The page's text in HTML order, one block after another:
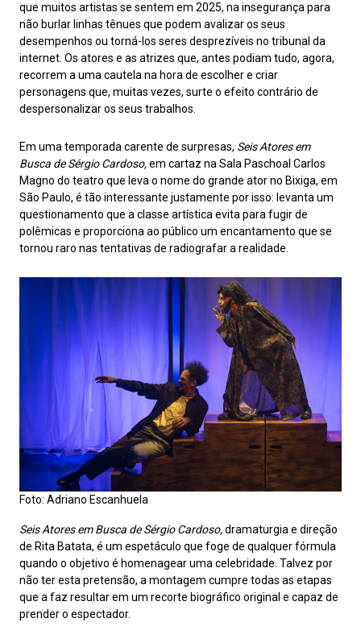
que muitos artistas se sentem em 2025, na insegurança para
não burlar linhas tênues que podem avalizar os seus
desempenhos ou torná-los seres desprezíveis no tribunal da
internet. Os atores e as atrizes que, antes podiam tudo, agora,
recorrem a uma cautela na hora de escolher e criar
personagens que, muitas vezes, surte o efeito contrário de
despersonalizar os seus trabalhos.
Em uma temporada carente de surpresas, Seis Atores em
Busca de Sérgio Cardoso,em cartaz na Sala Paschoal Carlos
Magno do teatro que leva o nome do grande ator no Bixiga, em
São Paulo, é tão interessante justamente por isso: levanta um
questionamento que a classe artística evita para fugir de
polêmicas e proporciona ao público um encantamento que se
tornou raro nas tentativas de radiografar a realidade.
Foto: Adriano Escanhuela
Seis Atores em Busca de Sérgio Cardoso,dramaturgia e direção
de Rita Batata, é um espetáculo que foge de qualquer fórmula
quando o objetivo é homenagear uma celebridade. Talvez por
não ter esta pretensão, a montagem cumpre todas as etapas
que a faz resultar em um recorte biográfico original e capaz de
prender o espectador.